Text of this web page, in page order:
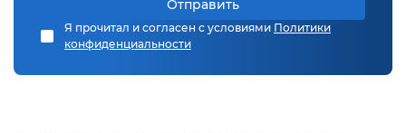
Отправить
Я прочитал и согласен с условиями Политики
конфиденциальности